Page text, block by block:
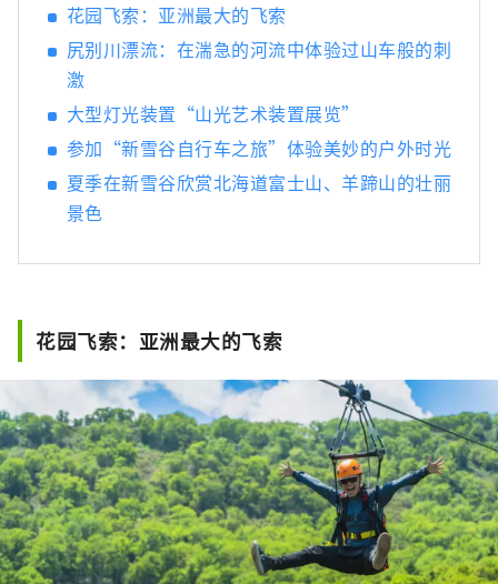
花园飞索：亚洲最大的飞索
尻别川漂流：在湍急的河流中体验过山车般的刺
激
大型灯光装置“山光艺术装置展览”
参加“新雪谷自行车之旅”体验美妙的户外时光
夏季在新雪谷欣赏北海道富士山、羊蹄山的壮丽
景色
花园飞索：亚洲最大的飞索